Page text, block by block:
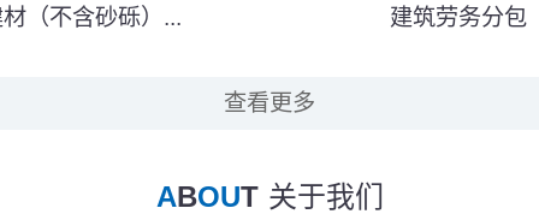
（不含砂砾）... 建筑劳务分包
查看更多
ABOUT 关于我们